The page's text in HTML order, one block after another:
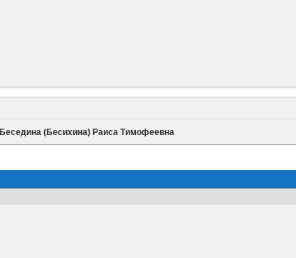
Беседина (Бесихина) Раиса Тимофеевна